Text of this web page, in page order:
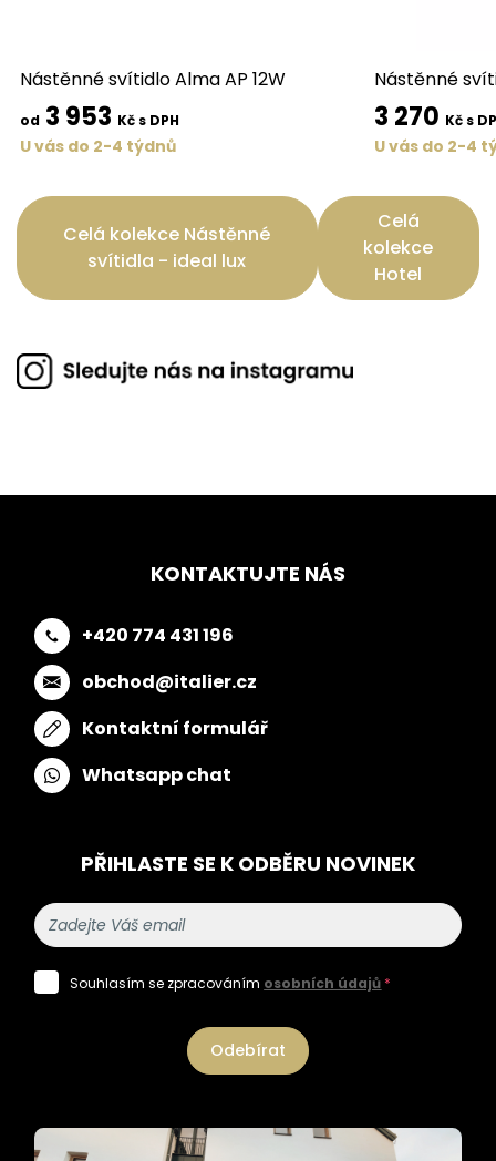
Nástěnné svítidlo Alma AP 12W
od 3 953 Kč s DPH
U vás do 2-4 týdnů
Nástěnné
3 270 Kč s
U vás do 2-4
Celá kolekce Nástěnné
svítidla - ideal lux
Celá
kolekce
Hotel
KONTAKTUJTE NÁS
+420 774 431 196
obchod@italier.cz
Kontaktní formulář
Whatsapp chat
PŘIHLASTE SE K ODBĚRU NOVINEK
Souhlasím se zpracováním osobních údajů *
Odebírat